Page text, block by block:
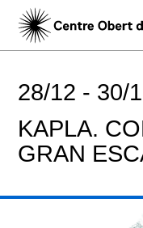
28/12 - 30/
KAPLA.
GRAN